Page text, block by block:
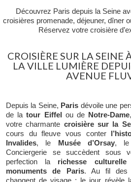
Découvrez Paris depuis la Seine
Réservez votre croisière
CROISIÈRE SUR LA SEINE
LA VILLE LUMIÈRE
AVENUE
Depuis la Seine, dévoile une